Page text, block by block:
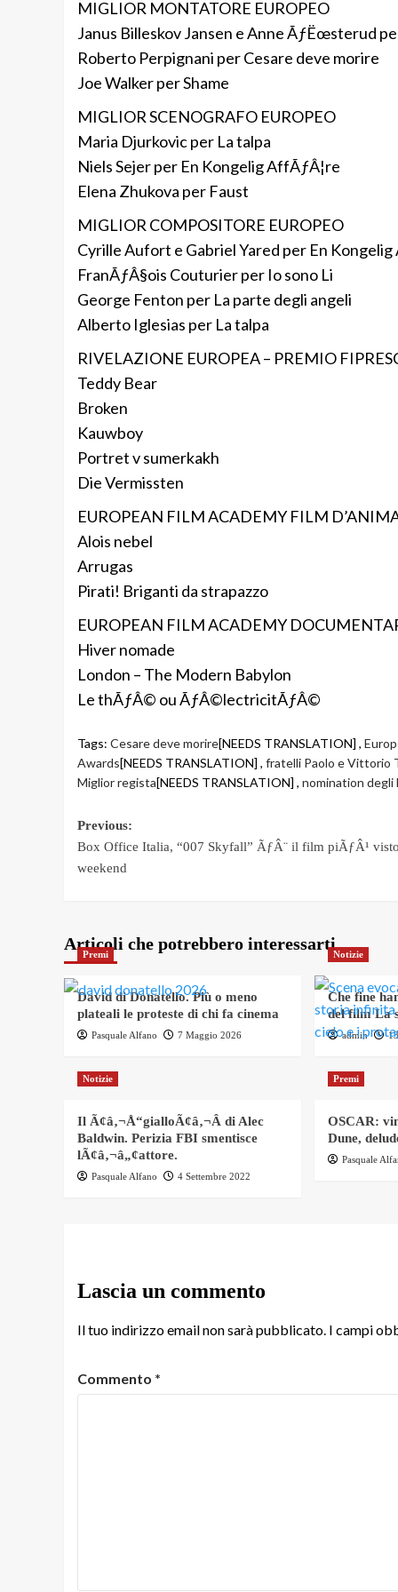
MIGLIOR MONTATORE EUROPEO
Janus Billeskov Jansen e Anne ÃƒËœsterud
Roberto Perpignani per Cesare deve morire
Joe Walker per Shame
MIGLIOR SCENOGRAFO EUROPEO
Maria Djurkovic per La talpa
Niels Sejer per En Kongelig AffÃƒÂ¦re
Elena Zhukova per Faust
MIGLIOR COMPOSITORE EUROPEO
Cyrille Aufort e Gabriel Yared per En
FranÃƒÂ§ois Couturier per Io sono Li
George Fenton per La parte degli angeli
Alberto Iglesias per La talpa
RIVELAZIONE EUROPEA – PREMIO
Teddy Bear
Broken
Kauwboy
Portret v sumerkakh
Die Vermissten
EUROPEAN FILM ACADEMY FILM
Alois nebel
Arrugas
Pirati! Briganti da strapazzo
EUROPEAN FILM ACADEMY
Hiver nomade
London – The Modern Babylon
Le thÃƒÂ© ou ÃƒÂ©lectricitÃƒÂ©
Tags: Cesare deve morire[NEEDS TRANSLATION] ,
Awards[NEEDS TRANSLATION] , fratelli Paolo e Vittorio
Miglior regista[NEEDS TRANSLATION] , nomination degli
Post
navigation
Previous:
Box Office Italia, “007 Skyfall” ÃƒÂ¨ il film piÃƒÂ¹
weekend
Articoli che potrebbero interessarti
Premi
David di Donatello. Più o meno
plateali le proteste di chi fa cinema
Pasquale Alfano 7 Maggio 2026
Notizie
Che fine
del film La
admin
Notizie
Il Ã¢â‚¬Å“gialloÃ¢â‚¬Â di Alec
Baldwin. Perizia FBI smentisce
lÃ¢â‚¬â„¢attore.
Pasquale Alfano 4 Settembre 2022
Premi
OSCAR:
Dune,
Pasquale
Lascia un commento
Il tuo indirizzo email non sarà pubblicato. I campi
Commento *